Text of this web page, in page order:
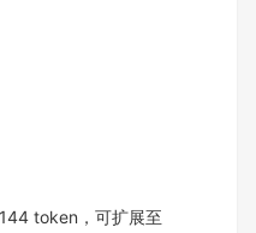
token，可扩展至